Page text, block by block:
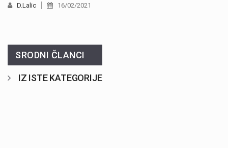
D.Lalic 16/02/2021
SRODNI ČLANCI
IZ ISTE KATEGORIJE